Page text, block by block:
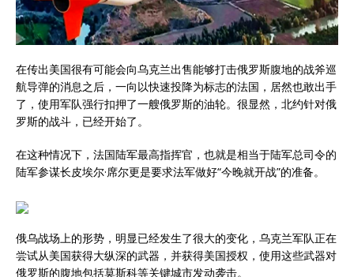
在传出美国很有可能会向乌克兰出售能够打击俄罗斯腹地的战斧巡
航导弹的消息之后，一向以快速投降为标志的法国，居然也敢出手
了，使用军队强行扣押了一艘俄罗斯的油轮。很显然，北约针对俄
罗斯的战斗，已经开始了。
在这种情况下，法国陆军最高指挥官，也就是相当于陆军总司令的
陆军参谋长皮埃尔·席尔更是要求法军做好“今晚就开战”的准备。
俄乌战场上的形势，明显已经发生了很大的变化，乌克兰军队正在
尝试从美国获得大纵深的武器，并获得美国授权，使用这些武器对
俄罗斯的腹地包括莫斯科等关键城市发动袭击。